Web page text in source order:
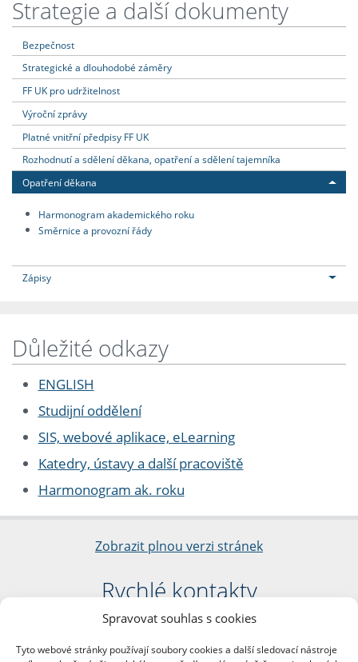
Spravovat souhlas s cookies
Tyto webové stránky používají soubory cookies a další sledovací nástroje
Strategie a další dokumenty
Bezpečnost
Strategické a dlouhodobé záměry
FF UK pro udržitelnost
Výroční zprávy
Platné vnitřní předpisy FF UK
Rozhodnutí a sdělení děkana, opatření a sdělení tajemníka
Opatření děkana
Harmonogram akademického roku
Směrnice a provozní řády
Zápisy
Důležité odkazy
ENGLISH
Studijní oddělení
SIS, webové aplikace, eLearning
Katedry, ústavy a další pracoviště
Harmonogram ak. roku
Zobrazit plnou verzi stránek
Rychlé kontakty
Filozofická fakulta
nám. Jana Palacha 1/2